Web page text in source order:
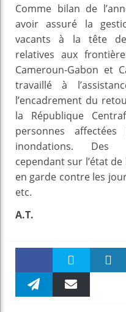
Comme bilan de
avoir assuré la
vacants à la tête
relatives aux
Cameroun-Gabon et
travaillé à
l’encadrement du
la République
personnes
inondations. Des
cependant sur l’état
en garde contre les
etc.
A.T.
Faceboo Twitter